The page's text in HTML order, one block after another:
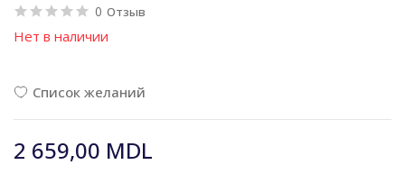
0 Отзыв
Нет в наличии
Список желаний
2 659,00 MDL